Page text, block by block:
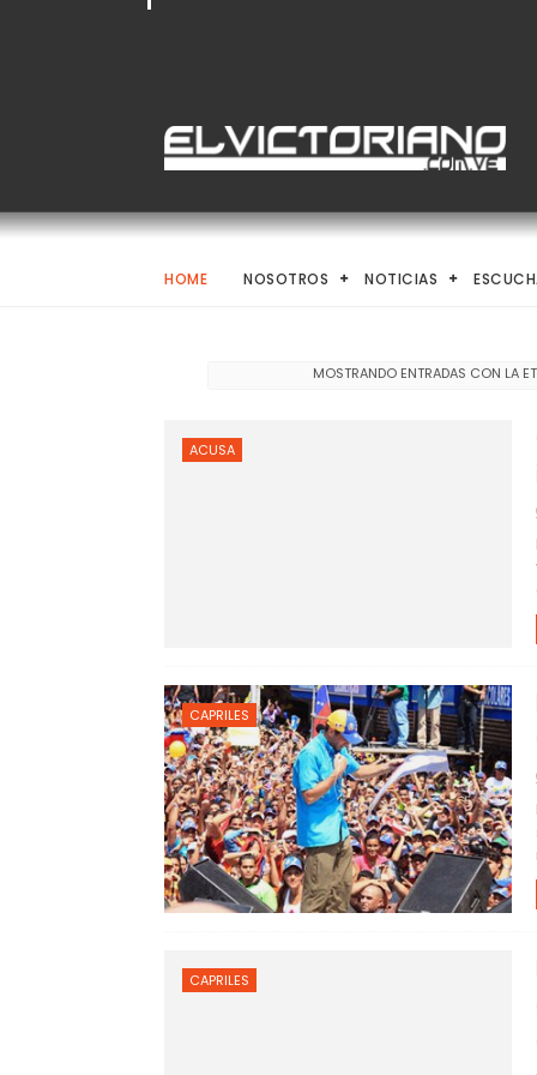
HOME NOSOTROS NOTICIAS
MOSTRANDO ENTRADAS CON LA
ACUSA
CAPRILES
CAPRILES